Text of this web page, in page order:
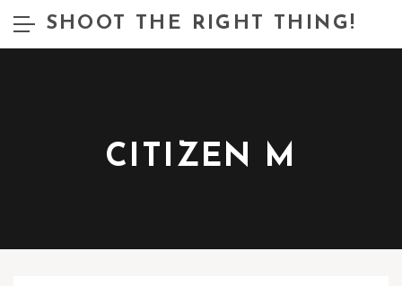
SHOOT THE RIGHT THING!
CITIZEN M